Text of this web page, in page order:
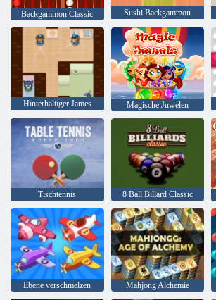
Backgammon Classic Sushi Backgammon
Hinterhältiger James Magische Juwelen
Tischtennis 8 Ball Billard Classic
Ebene verschmelzen Mahjong Alchemie